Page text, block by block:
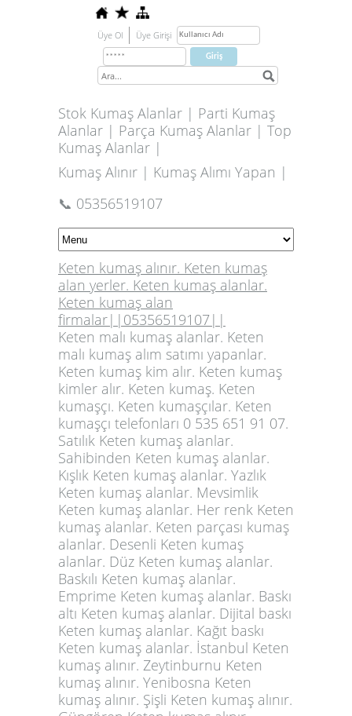
Üye Ol Üye Girişi
Stok Kumaş Alanlar | Parti Kumaş
Alanlar | Parça Kumaş Alanlar | Top
Kumaş Alanlar |
Kumaş Alınır | Kumaş Alımı Yapan |
📞 05356519107
Keten kumaş alınır. Keten kumaş
alan yerler. Keten kumaş alanlar.
Keten kumaş alan
firmalar||05356519107||
Keten malı kumaş alanlar. Keten
malı kumaş alım satımı yapanlar.
Keten kumaş kim alır. Keten kumaş
kimler alır. Keten kumaş. Keten
kumaşçı. Keten kumaşçılar. Keten
kumaşçı telefonları 0 535 651 91 07.
Satılık Keten kumaş alanlar.
Sahibinden Keten kumaş alanlar.
Kışlık Keten kumaş alanlar. Yazlık
Keten kumaş alanlar. Mevsimlik
Keten kumaş alanlar. Her renk Keten
kumaş alanlar. Keten parçası kumaş
alanlar. Desenli Keten kumaş
alanlar. Düz Keten kumaş alanlar.
Baskılı Keten kumaş alanlar.
Emprime Keten kumaş alanlar. Baskı
altı Keten kumaş alanlar. Dijital baskı
Keten kumaş alanlar. Kağıt baskı
Keten kumaş alanlar. İstanbul Keten
kumaş alınır. Zeytinburnu Keten
kumaş alınır. Yenibosna Keten
kumaş alınır. Şişli Keten kumaş alınır.